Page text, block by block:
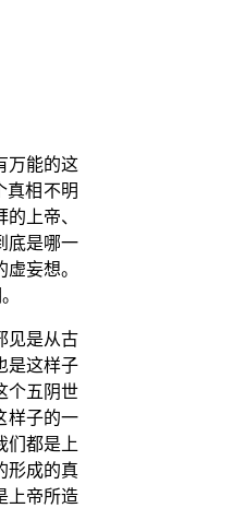
万能的这
真相不明
上帝、
底是哪一
妄想。
见是从古
是这样子
个五阴世
样子的一
们都是上
形成的真
上帝所造